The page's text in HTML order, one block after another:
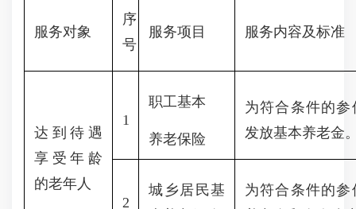
服务对象
序
号
服务项目 服务内容及标准
达到待遇
享受年龄
的老年人
1
职工基本
养老保险
为符合条件的
发放基本养老金
2
城乡居民基
为符合条件的